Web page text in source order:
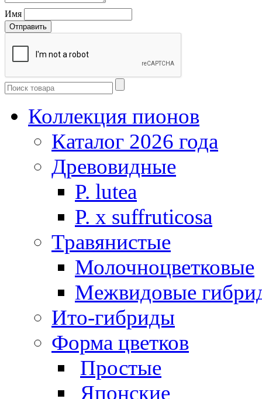
Имя
Коллекция пионов
Каталог 2026 года
Древовидные
P. lutea
P. х suffruticosa
Травянистые
Молочноцветковые
Межвидовые
Ито-гибриды
Форма цветков
Простые
Японские